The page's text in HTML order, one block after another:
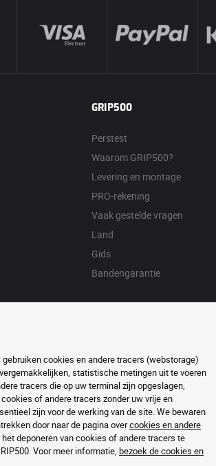
GRIP500
Perstest
Waarom GRIP500?
Levering en montage
PRO-rekening
Vaak gestelde vragen
Land
Gids
Bandengarantie
cookies en andere tracers (webstorage)
statistische metingen uit te voeren
tracers die op uw terminal zijn opgeslagen,
of andere tracers zonder uw vrije en
zijn voor de werking van de site. We bewaren
door naar de pagina overcookies en andere
deponeren van cookies of andere tracers te
Voor meer informatie, bezoek de cookies en